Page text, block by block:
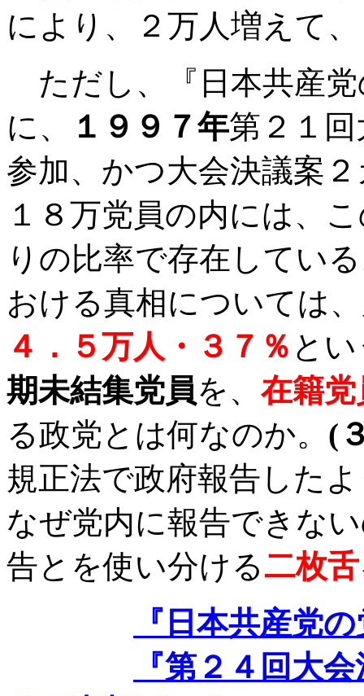
により、２万人増えて
ただし、『日本共産
に、
１９９７年第２１
参加、かつ大会決議案
１８万党員の内には、
りの比率で存在してい
おける真相については
４．５万人・３７％ と
期未結集党員を、 在籍党
る政党とは何なのか。 (
規正法で政府報告した
なぜ党内に報告できな
告とを使い分ける二枚舌
『日本共産党
『第２４回大